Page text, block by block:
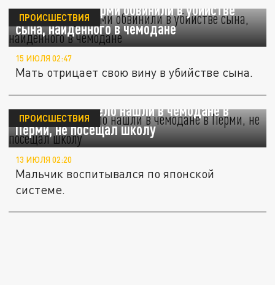
Жительницу Перми обвинили в убийстве
сына, найденного в чемодане
ПРОИСШЕСТВИЯ
15 ИЮЛЯ 02:47
Мать отрицает свою вину в убийстве сына.
Мальчик, чьё тело нашли в чемодане в
Перми, не посещал школу
ПРОИСШЕСТВИЯ
13 ИЮЛЯ 02:20
Мальчик воспитывался по японской
системе.